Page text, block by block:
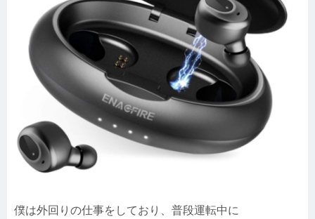
僕は外回りの仕事をしており、普段運転中に